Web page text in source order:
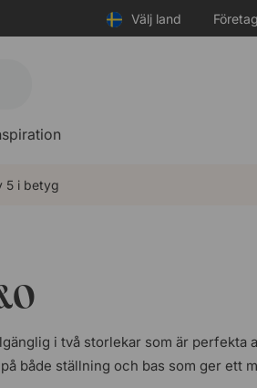
Välj land Företag
5 i betyg
i två storlekar som är perfekta
både ställning och bas som ger ett